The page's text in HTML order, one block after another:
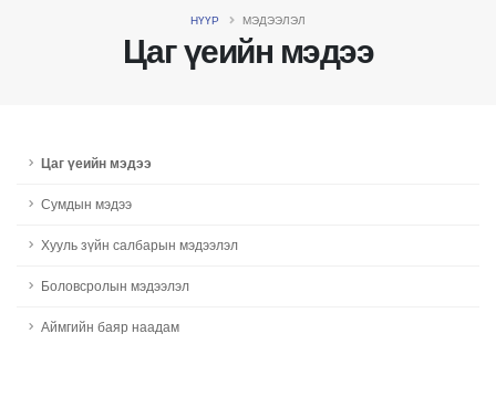
Цаг үеийн мэдээ
НҮҮР МЭДЭЭЛЭЛ
Цаг үеийн мэдээ
Сумдын мэдээ
Хууль зүйн салбарын мэдээлэл
Боловсролын мэдээлэл
Аймгийн баяр наадам